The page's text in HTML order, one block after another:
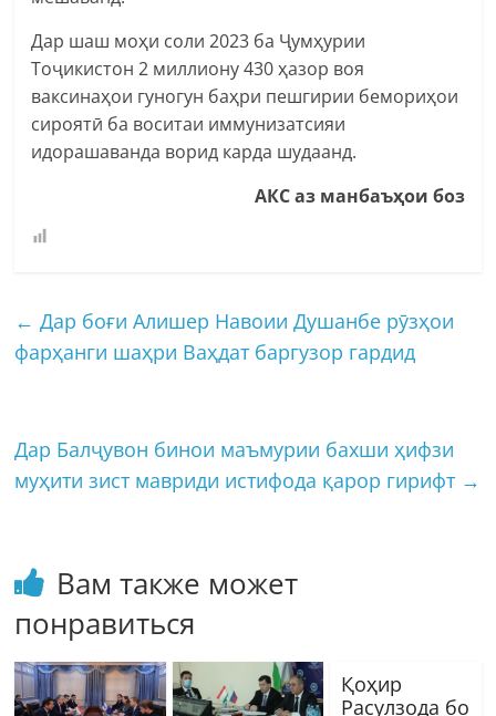
Дар шаш моҳи соли 2023 ба Ҷумҳурии
Тоҷикистон 2 миллиону 430 ҳазор воя
ваксинаҳои гуногун баҳри пешгирии бемориҳои
сироятӣ ба воситаи иммунизатсияи
идорашаванда ворид карда шудаанд.
АКС аз манбаъҳои боз
← Дар боғи Алишер Навоии Душанбе рӯзҳои
фарҳанги шаҳри Ваҳдат баргузор гардид
Дар Балҷувон бинои маъмурии бахши ҳифзи
муҳити зист мавриди истифода қарор гирифт →
Вам также может
понравиться
Қоҳир
Расулзода бо